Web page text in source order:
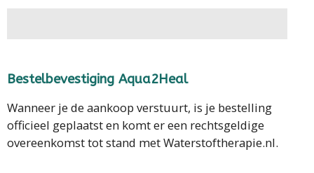
Bestelbevestiging Aqua2Heal
Wanneer je de aankoop verstuurt, is je bestelling
officieel geplaatst en komt er een rechtsgeldige
overeenkomst tot stand met Waterstoftherapie.nl.